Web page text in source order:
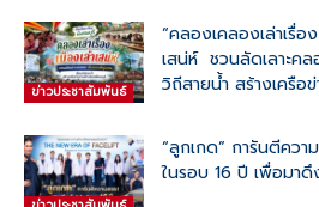
ข่าวประชาสัมพันธ์
“คลองเคลองเล่าเรื่อ
เสน่ห์ ชวนลัดเลาะค
วิถีสายน้ำ สร้างเครือ
“ลูกเกด” การันตีคว
ในรอบ 16 ปี เพื่อมา